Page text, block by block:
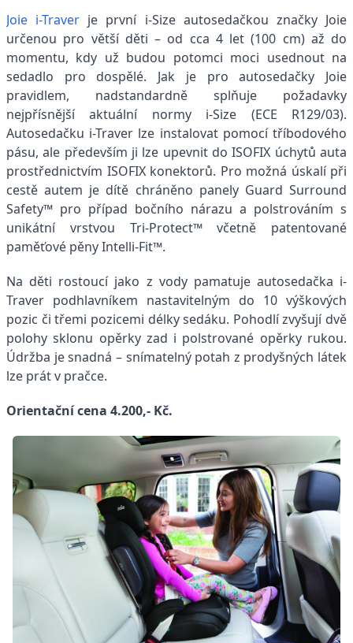
Joie i-Traver je první i-Size autosedačkou značky Joie
určenou pro větší děti – od cca 4 let (100 cm) až do
momentu, kdy už budou potomci moci usednout na
sedadlo pro dospělé. Jak je pro autosedačky Joie
pravidlem, nadstandardně splňuje požadavky
nejpřísnější aktuální normy i-Size (ECE R129/03).
Autosedačku i-Traver lze instalovat pomocí tříbodového
pásu, ale především ji lze upevnit do ISOFIX úchytů auta
prostřednictvím ISOFIX konektorů. Pro možná úskalí při
cestě autem je dítě chráněno panely Guard Surround
Safety™ pro případ bočního nárazu a polstrováním s
unikátní vrstvou Tri-Protect™ včetně patentované
paměťové pěny Intelli-Fit™.
Na děti rostoucí jako z vody pamatuje autosedačka i-
Traver podhlavníkem nastavitelným do 10 výškových
pozic či třemi pozicemi délky sedáku. Pohodlí zvyšují dvě
polohy sklonu opěrky zad i polstrované opěrky rukou.
Údržba je snadná – snímatelný potah z prodyšných látek
lze prát v pračce.
Orientační cena 4.200,- Kč.